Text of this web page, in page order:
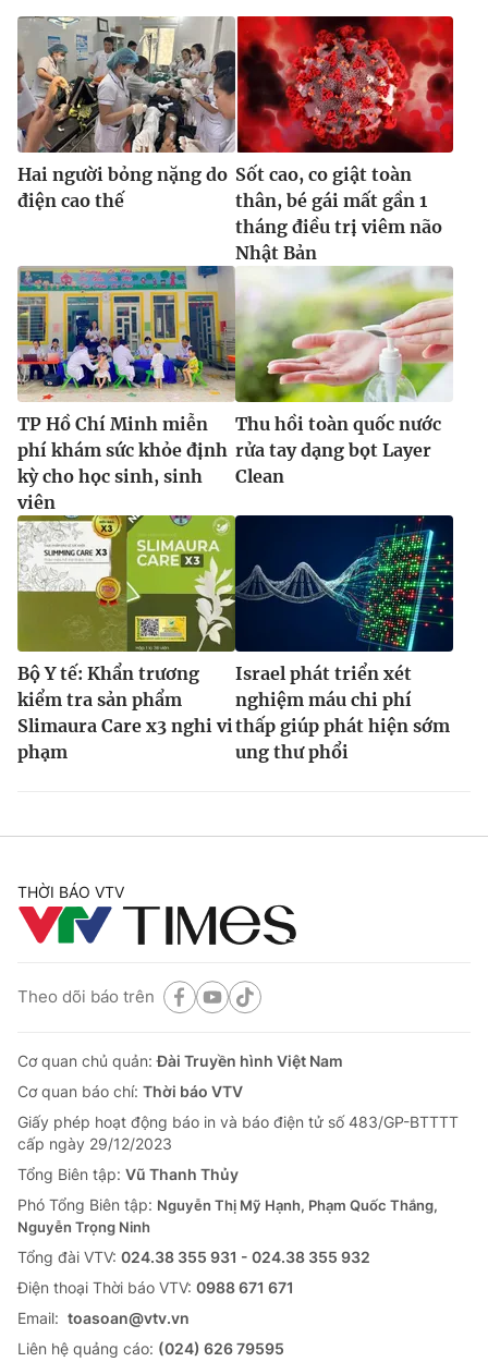
® Cấm sao chép dưới mọi hình thức nếu không có sự chấp
thuận bằng văn bản. Ghi rõ nguồn VTV.vn khi phát hành lại
thông tin từ website này.
Hai người bỏng nặng do
điện cao thế
Sốt cao, co giật toàn
thân, bé gái mất gần 1
tháng điều trị viêm não
Nhật Bản
TP Hồ Chí Minh miễn
phí khám sức khỏe định
kỳ cho học sinh, sinh
viên
Thu hồi toàn quốc nước
rửa tay dạng bọt Layer
Clean
Bộ Y tế: Khẩn trương
kiểm tra sản phẩm
Slimaura Care x3 nghi vi
phạm
Israel phát triển xét
nghiệm máu chi phí
thấp giúp phát hiện sớm
ung thư phổi
THỜI BÁO VTV
Theo dõi báo trên
Cơ quan chủ quản:Đài Truyền hình Việt Nam
Cơ quan báo chí: Thời báo VTV
Giấy phép hoạt động báo in và báo điện tử số 483/GP-BTTTT
cấp ngày 29/12/2023
Tổng Biên tập: Vũ Thanh Thủy
Phó Tổng Biên tập: Nguyễn Thị Mỹ Hạnh, Phạm Quốc Thắng,
Nguyễn Trọng Ninh
Tổng đài VTV: 024.38 355 931 - 024.38 355 932
Ðiện thoại Thời báo VTV: 0988 671 671
Email: toasoan@vtv.vn
Liên hệ quảng cáo: (024) 626 79595